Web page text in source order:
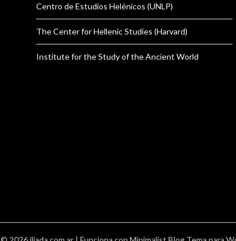
Centro de Estudios Helénicos (UNLP)
The Center for Hellenic Studies (Harvard)
Institute for the Study of the Ancient World